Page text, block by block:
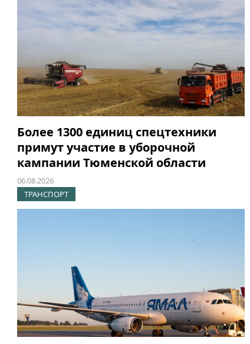
Более 1300 единиц спецтехники
примут участие в уборочной
кампании Тюменской области
06.08.2026
ТРАНСПОРТ